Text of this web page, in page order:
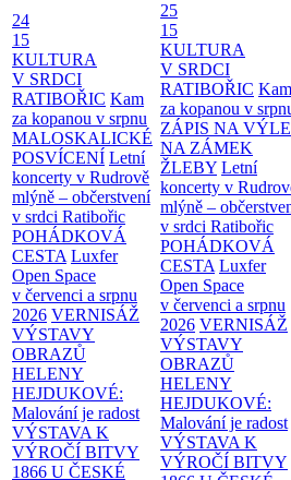
24
15
KULTURA
V SRDCI
RATIBOŘIC Kam
za kopanou v srpnu
MALOSKALICKÉ
POSVÍCENÍ Letní
koncerty v Rudrově
mlýně – občerstvení
v srdci Ratibořic
POHÁDKOVÁ
CESTA Luxfer
Open Space
v červenci a srpnu
2026 VERNISÁŽ
VÝSTAVY
OBRAZŮ
HELENY
HEJDUKOVÉ:
Malování je radost
VÝSTAVA K
VÝROČÍ BITVY
1866 U ČESKÉ
25
15
KULTURA
V SRDCI
RATIBOŘIC Kam
za kopanou v
ZÁPIS NA
NA ZÁMEK
ŽLEBY Letní
koncerty v
mlýně –
v srdci Ratibořic
POHÁDKOVÁ
CESTA Luxfer
Open Space
v červenci a srpnu
2026 VERNISÁŽ
VÝSTAVY
OBRAZŮ
HELENY
HEJDUKOVÉ:
Malování je radost
VÝSTAVA K
VÝROČÍ BITVY